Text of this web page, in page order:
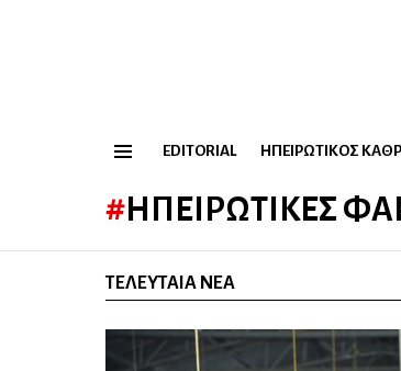
EDITORIAL ΗΠΕΙΡΏΤΙΚΟΣ
ΗΠΕΙΡΩΤΙΚΈΣ
ΤΕΛΕΥΤΑΊΑ ΝΈΑ